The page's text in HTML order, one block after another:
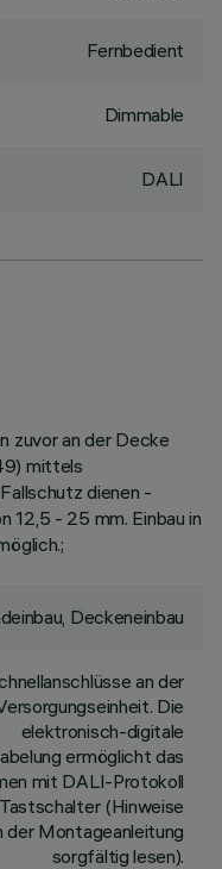
Fernbedient
Dimmable
DALI
zuvor an der Decke
mittels
dienen -
12,5 - 25 mm. Einbau in
Deckeneinbau
an der
Die
elektronisch-digitale
ermöglicht das
mit DALI-Protokoll
(Hinweise
der Montageanleitung
sorgfältig lesen).